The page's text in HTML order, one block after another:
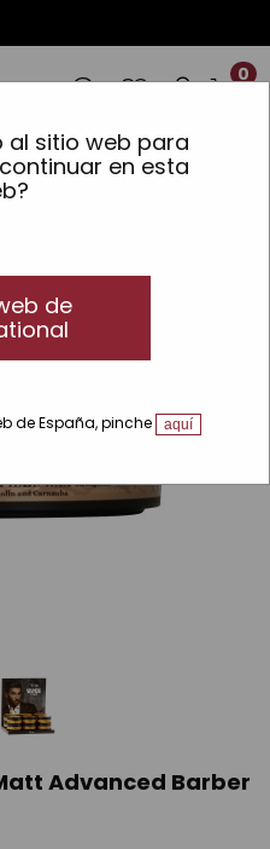
al sitio web para
en esta
de
de España, pinche aquí
0
REALIZADOS
hombre​
Advanced Barber